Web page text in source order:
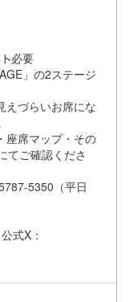
必要
」の2ステージ
えづらいお席にな
座席マップ・その
てご確認くださ
5350（平日
公式X：